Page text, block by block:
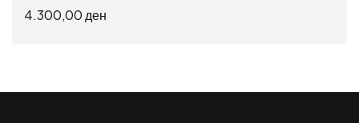
од 5
4.300,00 ден